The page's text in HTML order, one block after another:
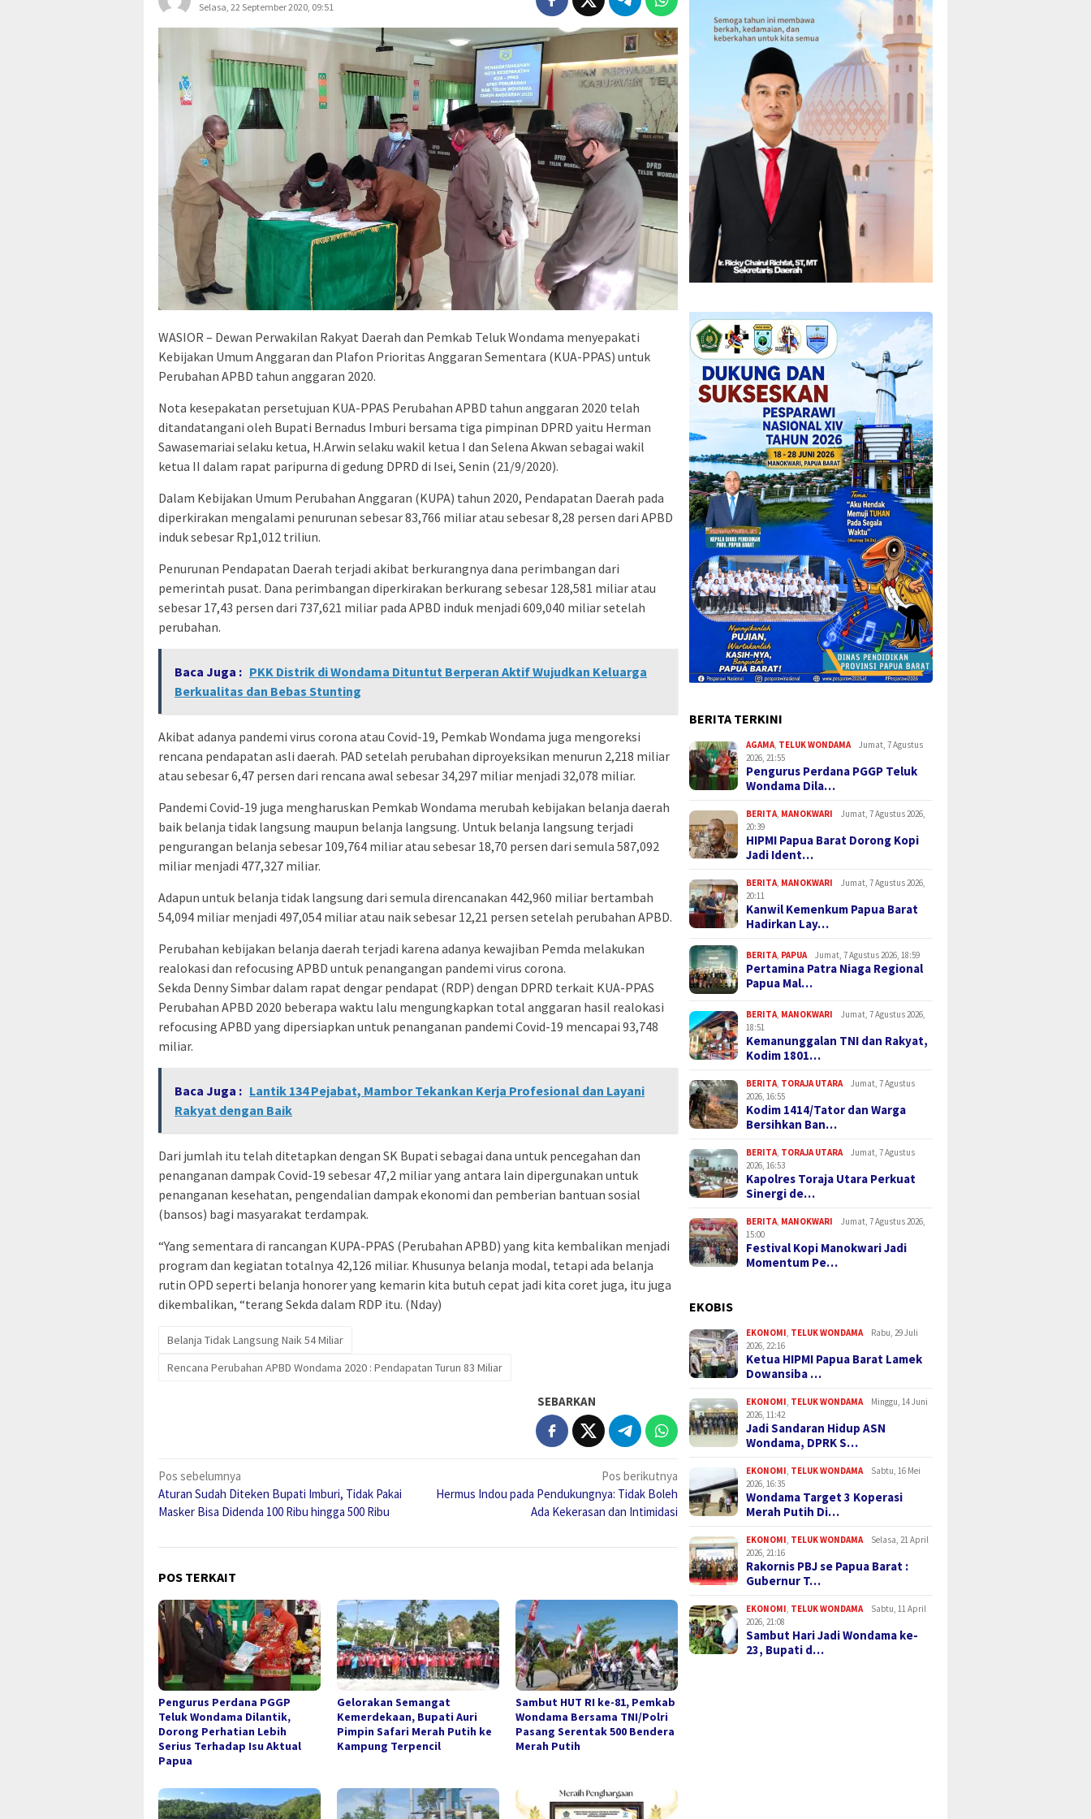
Selasa, 22 September 2020, 09:51
WASIOR – Dewan Perwakilan Rakyat Daerah dan Pemkab Teluk Wondama menyepakati
Kebijakan Umum Anggaran dan Plafon Prioritas Anggaran Sementara (KUA-PPAS) untuk
Perubahan APBD tahun anggaran 2020.
Nota kesepakatan persetujuan KUA-PPAS Perubahan APBD tahun anggaran 2020 telah
ditandatangani oleh Bupati Bernadus Imburi bersama tiga pimpinan DPRD yaitu Herman
Sawasemariai selaku ketua, H.Arwin selaku wakil ketua I dan Selena Akwan sebagai wakil
ketua II dalam rapat paripurna di gedung DPRD di Isei, Senin (21/9/2020).
Dalam Kebijakan Umum Perubahan Anggaran (KUPA) tahun 2020, Pendapatan Daerah pada
diperkirakan mengalami penurunan sebesar 83,766 miliar atau sebesar 8,28 persen dari APBD
induk sebesar Rp1,012 triliun.
Penurunan Pendapatan Daerah terjadi akibat berkurangnya dana perimbangan dari
pemerintah pusat. Dana perimbangan diperkirakan berkurang sebesar 128,581 miliar atau
sebesar 17,43 persen dari 737,621 miliar pada APBD induk menjadi 609,040 miliar setelah
perubahan.
Baca Juga : PKK Distrik di Wondama Dituntut Berperan Aktif Wujudkan Keluarga
Berkualitas dan Bebas Stunting
Akibat adanya pandemi virus corona atau Covid-19, Pemkab Wondama juga mengoreksi
rencana pendapatan asli daerah. PAD setelah perubahan diproyeksikan menurun 2,218 miliar
atau sebesar 6,47 persen dari rencana awal sebesar 34,297 miliar menjadi 32,078 miliar.
Pandemi Covid-19 juga mengharuskan Pemkab Wondama merubah kebijakan belanja daerah
baik belanja tidak langsung maupun belanja langsung. Untuk belanja langsung terjadi
pengurangan belanja sebesar 109,764 miliar atau sebesar 18,70 persen dari semula 587,092
miliar menjadi 477,327 miliar.
Adapun untuk belanja tidak langsung dari semula direncanakan 442,960 miliar bertambah
54,094 miliar menjadi 497,054 miliar atau naik sebesar 12,21 persen setelah perubahan APBD.
Perubahan kebijakan belanja daerah terjadi karena adanya kewajiban Pemda melakukan
realokasi dan refocusing APBD untuk penangangan pandemi virus corona.
Sekda Denny Simbar dalam rapat dengar pendapat (RDP) dengan DPRD terkait KUA-PPAS
Perubahan APBD 2020 beberapa waktu lalu mengungkapkan total anggaran hasil realokasi
refocusing APBD yang dipersiapkan untuk penanganan pandemi Covid-19 mencapai 93,748
miliar.
Baca Juga : Lantik 134 Pejabat, Mambor Tekankan Kerja Profesional dan Layani
Rakyat dengan Baik
Dari jumlah itu telah ditetapkan dengan SK Bupati sebagai dana untuk pencegahan dan
penanganan dampak Covid-19 sebesar 47,2 miliar yang antara lain dipergunakan untuk
penanganan kesehatan, pengendalian dampak ekonomi dan pemberian bantuan sosial
(bansos) bagi masyarakat terdampak.
“Yang sementara di rancangan KUPA-PPAS (Perubahan APBD) yang kita kembalikan menjadi
program dan kegiatan totalnya 42,126 miliar. Khusunya belanja modal, tetapi ada belanja
rutin OPD seperti belanja honorer yang kemarin kita butuh cepat jadi kita coret juga, itu juga
dikembalikan, “terang Sekda dalam RDP itu. (Nday)
Belanja Tidak Langsung Naik 54 Miliar
Rencana Perubahan APBD Wondama 2020 : Pendapatan Turun 83 Miliar
SEBARKAN
Navigasi
pos
Pos sebelumnya
Aturan Sudah Diteken Bupati Imburi, Tidak Pakai
Masker Bisa Didenda 100 Ribu hingga 500 Ribu
Pos berikutnya
Hermus Indou pada Pendukungnya: Tidak Boleh
Ada Kekerasan dan Intimidasi
POS TERKAIT
Pengurus Perdana PGGP
Teluk Wondama Dilantik,
Dorong Perhatian Lebih
Serius Terhadap Isu Aktual
Papua
Gelorakan Semangat
Kemerdekaan, Bupati Auri
Pimpin Safari Merah Putih ke
Kampung Terpencil
Sambut HUT RI ke-81, Pemkab
Wondama Bersama TNI/Polri
Pasang Serentak 500 Bendera
Merah Putih
BERITA TERKINI
AGAMA TELUK WONDAMA
Jumat, 7 Agustus
2026, 21:55
Pengurus Perdana PGGP Teluk
Wondama Dila…
BERITA MANOKWARI
Jumat, 7 Agustus 2026,
20:39
HIPMI Papua Barat Dorong Kopi
Jadi Ident…
BERITA MANOKWARI
Jumat, 7 Agustus 2026,
20:11
Kanwil Kemenkum Papua Barat
Hadirkan Lay…
BERITA PAPUA Jumat, 7 Agustus 2026, 18:59
Pertamina Patra Niaga Regional
Papua Mal…
BERITA MANOKWARI
Jumat, 7 Agustus 2026,
18:51
Kemanunggalan TNI dan Rakyat,
Kodim 1801…
BERITA TORAJA UTARA
Jumat, 7 Agustus
2026, 16:55
Kodim 1414/Tator dan Warga
Bersihkan Ban…
BERITA TORAJA UTARA
Jumat, 7 Agustus
2026, 16:53
Kapolres Toraja Utara Perkuat
Sinergi de…
BERITA MANOKWARI
Jumat, 7 Agustus 2026,
15:00
Festival Kopi Manokwari Jadi
Momentum Pe…
EKOBIS
EKONOMI TELUK WONDAMA
Rabu, 29 Juli
2026, 22:16
Ketua HIPMI Papua Barat Lamek
Dowansiba …
EKONOMI TELUK WONDAMA
Minggu, 14 Juni
2026, 11:42
Jadi Sandaran Hidup ASN
Wondama, DPRK S…
EKONOMI TELUK WONDAMA
Sabtu, 16 Mei
2026, 16:35
Wondama Target 3 Koperasi
Merah Putih Di…
EKONOMI TELUK WONDAMA
Selasa, 21 April
2026, 21:16
Rakornis PBJ se Papua Barat :
Gubernur T…
EKONOMI TELUK WONDAMA
Sabtu, 11 April
2026, 21:08
Sambut Hari Jadi Wondama ke-
23, Bupati d…